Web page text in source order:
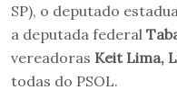
SP), o deputado
a deputada federal
vereadoras Keit Lima,
todas do PSOL.